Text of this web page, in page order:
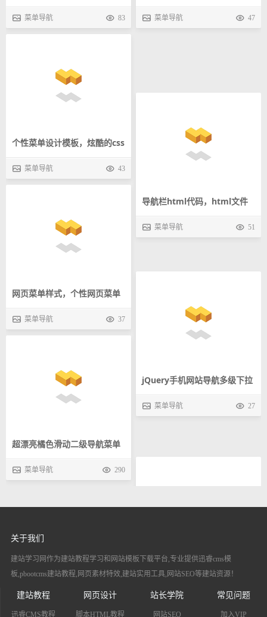
页设计菜单栏代码
菜单导航 83
栏 菜单导航 47
个性菜单设计模板，炫酷的css
时速表径向菜单栏特效
菜单导航 43
导航栏html代码，html文件
网页菜单样式，个性网页菜单
设计模板下载
菜单导航 37
超漂亮橘色滑动二级导航菜单
菜单导航 290
关于我们
建站学习网作为建站教程学习和网站模板下载平台,专业提供迅睿cms模
板,pbootcms建站教程,网页素材特效,建站实用工具,网站SEO等建站资源！
建站教程
迅睿CMS教程
网页设计
脚本HTML教程
站长学院
网站SEO
常见问题
加入VIP